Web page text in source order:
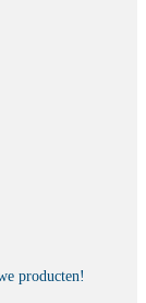
producten!